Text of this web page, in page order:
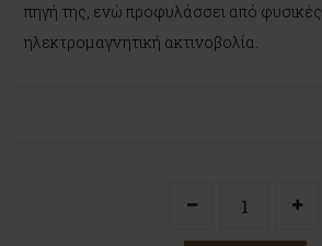
πηγή της, ενώ προφυλάσσει από φυσικές
ηλεκτρομαγνητική ακτινοβολία.